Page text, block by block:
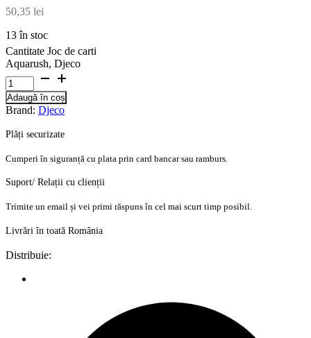
50,35 lei
13 în stoc
Cantitate Joc de carti
Aquarush, Djeco
Adaugă în coș
Brand: Djeco
Plăți securizate
Cumperi în siguranță cu plata prin card bancar sau ramburs.
Suport/ Relații cu clienții
Trimite un email și vei primi răspuns în cel mai scurt timp posibil.
Livrări în toată România
Distribuie: